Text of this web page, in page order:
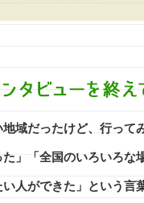
地域だったけど、行って
」「全国のいろいろな
い人ができた」という言